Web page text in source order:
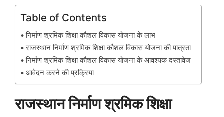
Table of Contents
निर्माण श्रमिक शिक्षा कौशल विकास योजना के लाभ
राजस्थान निर्माण श्रमिक शिक्षा कौशल विकास योजना की पात्रता
निर्माण श्रमिक शिक्षा कौशल विकास योजना के आवश्यक दस्तावेज
आवेदन करने की प्रक्रिया
राजस्थान निर्माण श्रमिक शिक्षा